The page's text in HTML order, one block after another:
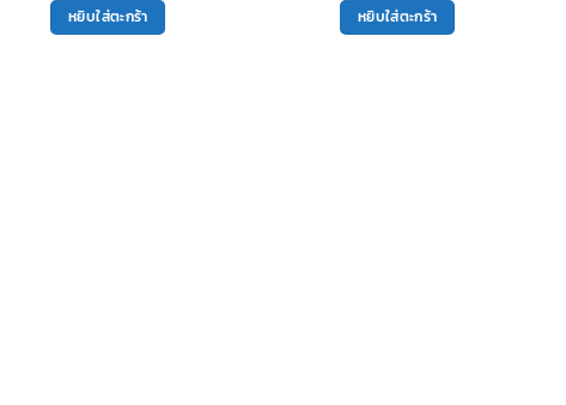
was:
270฿.
is:
245฿.
หยิบใส่ตะกร้า
was:
1,350฿.
is:
1,220฿.
หยิบใส่ตะกร้า